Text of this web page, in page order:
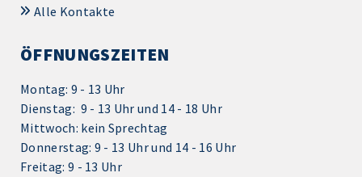
Alle Kontakte
ÖFFNUNGSZEITEN
Montag: 9 - 13 Uhr
Dienstag: 9 - 13 Uhr und 14 - 18 Uhr
Mittwoch: kein Sprechtag
Donnerstag: 9 - 13 Uhr und 14 - 16 Uhr
Freitag: 9 - 13 Uhr